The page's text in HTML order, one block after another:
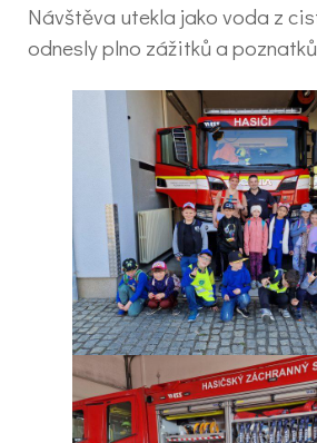
Návštěva utekla jako voda z
odnesly plno zážitků a